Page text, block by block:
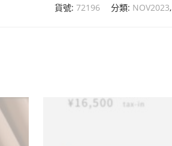
貨號: 72196 分類: NOV2023,